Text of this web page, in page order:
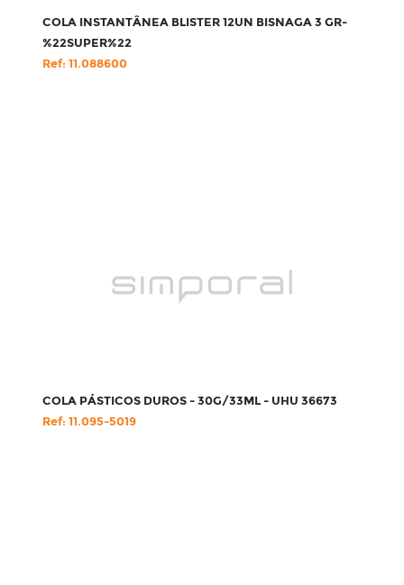
COLA INSTANTÂNEA BLISTER 12UN BISNAGA 3 GR-
%22SUPER%22
Ref: 11.088600
COLA PÁSTICOS DUROS - 30G/33ML - UHU 36673
Ref: 11.095-5019